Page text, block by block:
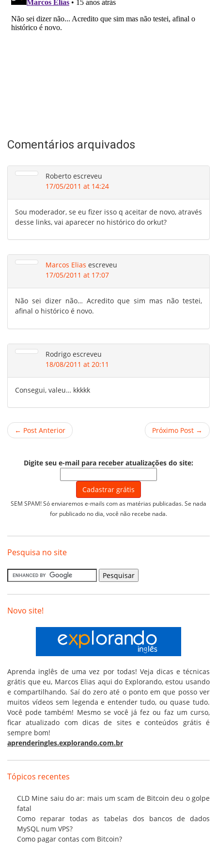
Comentários arquivados
Roberto escreveu
17/05/2011 at 14:24
Sou moderador, se eu fizer isso q aceitar de novo, através
desse links, vai aparecer no histórico do orkut?
Marcos Elias escreveu
17/05/2011 at 17:07
Não sei dizer não… Acredito que sim mas não testei,
afinal o histórico é novo.
Rodrigo escreveu
18/08/2011 at 20:11
Consegui, valeu… kkkkk
← Post Anterior Próximo Post →
Digite seu e-mail para receber atualizações do site:
SEM SPAM! Só enviaremos e-mails com as matérias publicadas. Se nada
for publicado no dia, você não recebe nada.
Pesquisa no site
Novo site!
Aprenda inglês de uma vez por todas! Veja dicas e técnicas
grátis que eu, Marcos Elias aqui do Explorando, estou usando
e compartilhando. Saí do zero até o ponto em que posso ver
muitos vídeos sem legenda e entender tudo, ou quase tudo.
Você pode também! Mesmo se você já fez ou faz um curso,
ficar atualizado com dicas de sites e conteúdos grátis é
sempre bom!
aprenderingles.explorando.com.br
Tópicos recentes
CLD Mine saiu do ar: mais um scam de Bitcoin deu o golpe
fatal
Como reparar todas as tabelas dos bancos de dados
MySQL num VPS?
Como pagar contas com Bitcoin?